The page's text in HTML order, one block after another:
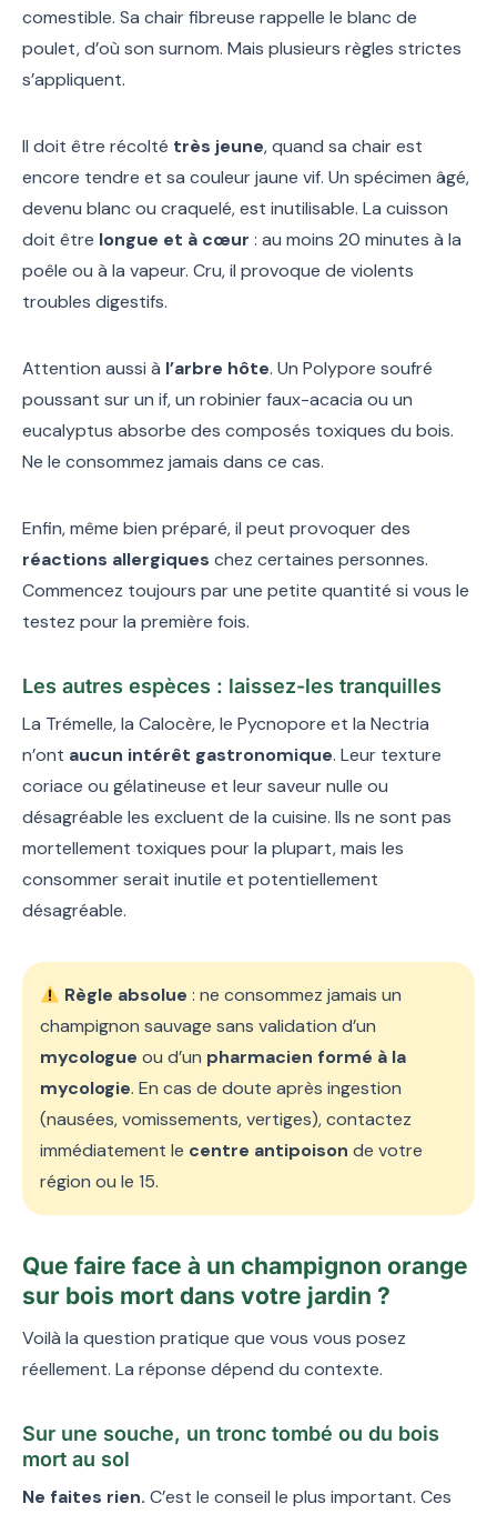
comestible. Sa chair fibreuse rappelle le blanc de
poulet, d’où son surnom. Mais plusieurs règles strictes
s’appliquent.
Il doit être récolté très jeune, quand sa chair est
encore tendre et sa couleur jaune vif. Un spécimen âgé,
devenu blanc ou craquelé, est inutilisable. La cuisson
doit être longue et à cœur : au moins 20 minutes à la
poêle ou à la vapeur. Cru, il provoque de violents
troubles digestifs.
Attention aussi à l’arbre hôte. Un Polypore soufré
poussant sur un if, un robinier faux-acacia ou un
eucalyptus absorbe des composés toxiques du bois.
Ne le consommez jamais dans ce cas.
Enfin, même bien préparé, il peut provoquer des
réactions allergiques chez certaines personnes.
Commencez toujours par une petite quantité si vous le
testez pour la première fois.
Les autres espèces : laissez-les tranquilles
La Trémelle, la Calocère, le Pycnopore et la Nectria
n’ont aucun intérêt gastronomique. Leur texture
coriace ou gélatineuse et leur saveur nulle ou
désagréable les excluent de la cuisine. Ils ne sont pas
mortellement toxiques pour la plupart, mais les
consommer serait inutile et potentiellement
désagréable.
Règle absolue : ne consommez jamais un
champignon sauvage sans validation d’un
mycologue ou d’un pharmacien formé à la
mycologie. En cas de doute après ingestion
(nausées, vomissements, vertiges), contactez
immédiatement le centre antipoison de votre
région ou le 15.
Que faire face à un champignon orange
sur bois mort dans votre jardin ?
Voilà la question pratique que vous vous posez
réellement. La réponse dépend du contexte.
Sur une souche, un tronc tombé ou du bois
mort au sol
Ne faites rien. C’est le conseil le plus important. Ces